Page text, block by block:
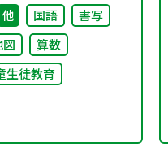
～
他 国語
書写
図
算数
生徒教育